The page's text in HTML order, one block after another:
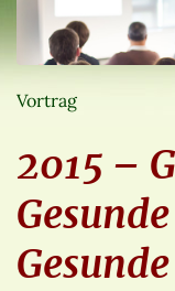
Vortrag
2015 –